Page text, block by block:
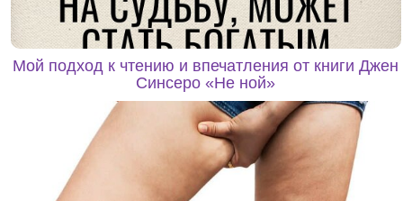
Мой подход к чтению и впечатления от книги Джен
Синсеро «Не ной»